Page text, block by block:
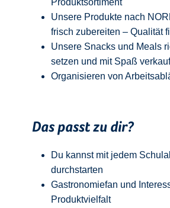
Produktsortiment
Unsere Produkte nach
frisch zubereiten – Qualität
Unsere Snacks und Meals
setzen und mit Spaß
Organisieren von
Das passt zu dir?
Du kannst mit jedem
durchstarten
Gastronomiefan und
Produktvielfalt